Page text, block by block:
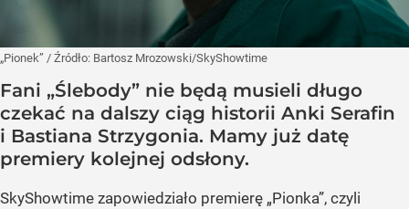
„Pionek” / Źródło: Bartosz Mrozowski/SkyShowtime
Fani „Ślebody” nie będą musieli długo
czekać na dalszy ciąg historii Anki Serafin
i Bastiana Strzygonia. Mamy już datę
premiery kolejnej odsłony.
SkyShowtime zapowiedziało premierę „Pionka”, czyli